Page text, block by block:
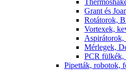
Grant és
Rotátorok,
Vortexek,
Aspirátorok,
Mérlegek,
PCR fülkék,
Pipetták, robotok,